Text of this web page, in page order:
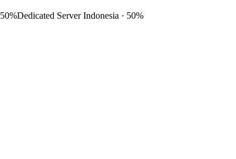
50%Dedicated Server Indonesia · 50%